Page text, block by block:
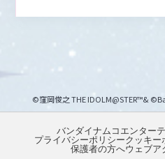
©窪岡俊之 THE IDOLM@STER™&
バンダイナムコエンター
プライバシーポリシークッキー
保護者の方へウェブア